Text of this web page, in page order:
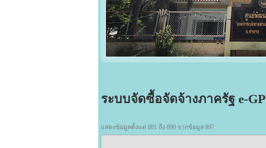
ระบบจัดซื้อจัดจ้างภาครัฐ e-GP
แสดงข้อมูลตั้งแต่ 881 ถึง 890 จากข้อมูล 897